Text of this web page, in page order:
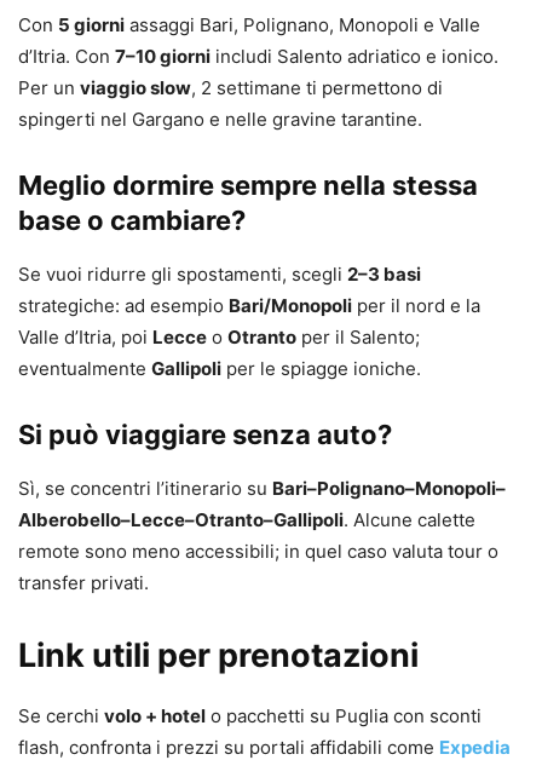
Con 5 giorni assaggi Bari, Polignano, Monopoli e Valle
d’Itria. Con 7–10 giorni includi Salento adriatico e ionico.
Per un viaggio slow, 2 settimane ti permettono di
spingerti nel Gargano e nelle gravine tarantine.
Meglio dormire sempre nella stessa
base o cambiare?
Se vuoi ridurre gli spostamenti, scegli 2–3 basi
strategiche: ad esempio Bari/Monopoli per il nord e la
Valle d’Itria, poi Lecce o Otranto per il Salento;
eventualmente Gallipoli per le spiagge ioniche.
Si può viaggiare senza auto?
Sì, se concentri l’itinerario su Bari–Polignano–Monopoli–
Alberobello–Lecce–Otranto–Gallipoli. Alcune calette
remote sono meno accessibili; in quel caso valuta tour o
transfer privati.
Link utili per prenotazioni
Se cerchi volo + hotel o pacchetti su Puglia con sconti
flash, confronta i prezzi su portali affidabili come Expedia